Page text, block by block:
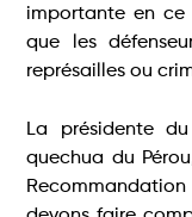
importante en ce
que les
représailles ou
La présidente
quechua du